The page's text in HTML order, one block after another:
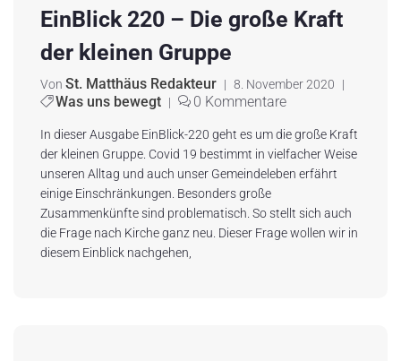
EinBlick 220 – Die große Kraft
der kleinen Gruppe
Von St. Matthäus Redakteur | 8. November 2020 |
Was uns bewegt | 0 Kommentare
In dieser Ausgabe EinBlick-220 geht es um die große Kraft
der kleinen Gruppe. Covid 19 bestimmt in vielfacher Weise
unseren Alltag und auch unser Gemeindeleben erfährt
einige Einschränkungen. Besonders große
Zusammenkünfte sind pro­blematisch. So stellt sich auch
die Frage nach Kirche ganz neu. Dieser Frage wollen wir in
diesem Einblick nachgehen,